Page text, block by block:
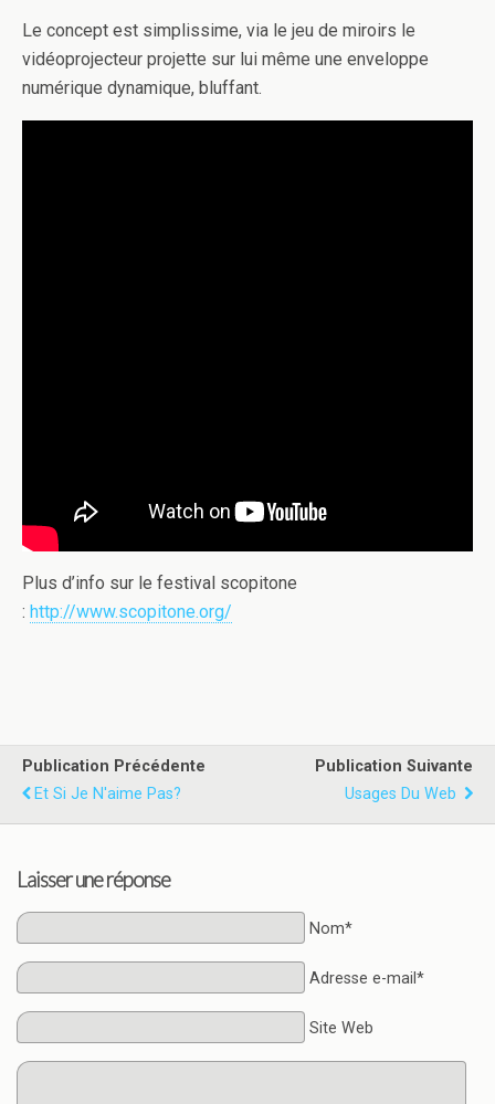
Le concept est simplissime, via le jeu de miroirs le
vidéoprojecteur projette sur lui même une enveloppe
numérique dynamique, bluffant.
Plus d’info sur le festival scopitone
: http://www.scopitone.org/
Publication Précédente
Et Si Je N'aime Pas?
Publication Suivante
Usages Du Web
Laisser une réponse
Nom*
Adresse e-mail*
Site Web